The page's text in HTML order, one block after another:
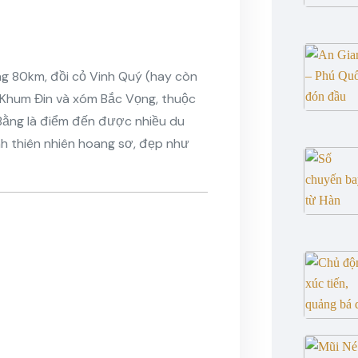
80km, đồi cỏ Vinh Quý (hay còn
Đin và xóm Bắc Vọng, thuộc
là điểm đến được nhiều du
thiên nhiên hoang sơ, đẹp như